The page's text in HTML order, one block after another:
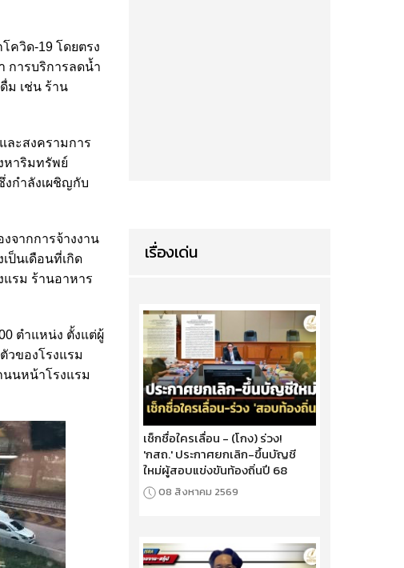
ควิด-19 โดยตรง
การบริการลดน้ำ
ม เช่น ร้าน
ละสงครามการ
หาริมทรัพย์
งกำลังเผชิญกับ
จากการจ้างงาน
ป็นเดือนที่เกิด
แรม ร้านอาหาร
ตำแหน่ง ตั้งแต่ผู้
วของโรงแรม
นหน้าโรงแรม
เรื่องเด่น
เช็กชื่อใครเลื่อน - (โกง) ร่วง!
'กสถ.' ประกาศยกเลิก-ขึ้นบัญชี
ใหม่ผู้สอบแข่งขันท้องถิ่นปี 68
08 สิงหาคม 2569